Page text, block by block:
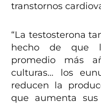
transtornos
“La testosterona
hecho de que
promedio más
culturas… los
reducen la
que aumenta